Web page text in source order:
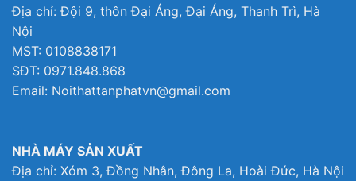
Địa chỉ: Đội 9, thôn Đại Áng, Đại Áng, Thanh Trì, Hà
Nội
MST: 0108838171
SĐT: 0971.848.868
Email: Noithattanphatvn@gmail.com
NHÀ MÁY SẢN XUẤT
Địa chỉ: Xóm 3, Đồng Nhân, Đông La, Hoài Đức, Hà Nội